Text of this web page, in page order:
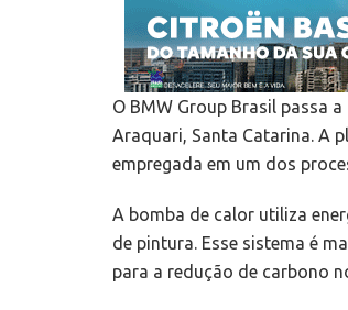
O BMW Group Brasil passa
Araquari, Santa Catarina. A
empregada em um dos
A bomba de calor utiliza
de pintura. Esse sistema é
para a redução de carbono